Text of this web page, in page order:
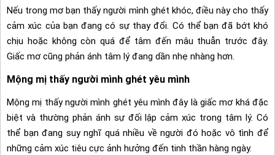
Nếu trong mơ bạn thấy người mình ghét khóc, điều này cho thấy
cảm xúc của bạn đang có sự thay đổi. Có thể bạn đã bớt khó
chịu hoặc không còn quá để tâm đến mâu thuẫn trước đây.
Giấc mơ cũng phản ánh tâm lý đang dần nhẹ nhàng hơn.
Mộng mị thấy người mình ghét yêu mình
Mộng mị thấy người mình ghét yêu mình đây là giấc mơ khá đặc
biệt và thường phản ánh sự đối lập cảm xúc trong tâm lý. Có
thể bạn đang suy nghĩ quá nhiều về người đó hoặc vô tình để
những cảm xúc tiêu cực ảnh hưởng đến tinh thần hàng ngày.